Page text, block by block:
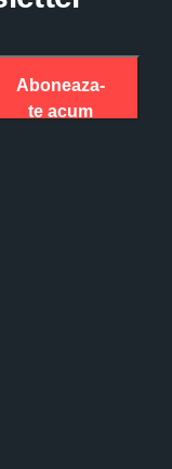
Aboneaza-
te acum